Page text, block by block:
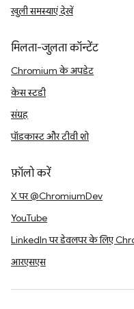
खुली समस्याएं देखें
मिलता-जुलता कॉन्टेंट
Chromium के अपडेट
केस स्टडी
संग्रह
पॉडकास्ट और टीवी शो
फ़ॉलो करें
X पर @ChromiumDev
YouTube
LinkedIn पर डेवलपर के लिए
आरएसएस